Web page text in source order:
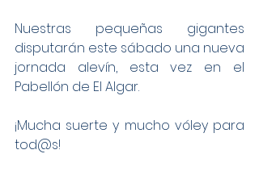
Nuestras pequeñas gigantes
disputarán este sábado una nueva
jornada alevín, esta vez en el
Pabellón de El Algar.
¡Mucha suerte y mucho vóley para
tod@s!